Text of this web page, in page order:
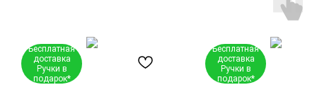
Бесплатная
доставка
Ручки в
подарок*
Бесплатная
доставка
Ручки в
подарок*